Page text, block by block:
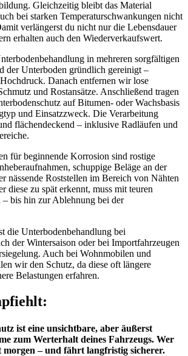
Gleichzeitig bleibt das Material
bei starken Temperaturschwankungen nicht
verlängerst du nicht nur die Lebensdauer
erhalten auch den Wiederverkaufswert.
in mehreren sorgfältigen
der Unterboden gründlich gereinigt –
Danach entfernen wir lose
und Rostansätze. Anschließend tragen
auf Bitumen- oder Wachsbasis
und Einsatzzweck. Die Verarbeitung
flächendeckend – inklusive Radläufen und
für beginnende Korrosion sind rostige
schuppige Beläge an der
nässende Roststellen im Bereich von Nähten
diese zu spät erkennt, muss mit teuren
– bis hin zur Ablehnung bei der
die Unterbodenbehandlung bei
der Wintersaison oder bei Importfahrzeugen
Auch bei Wohnmobilen und
wir den Schutz, da diese oft längere
Belastungen erfahren.
ist eine unsichtbare, aber äußerst
zum Werterhalt deines Fahrzeugs. Wer
morgen – und fährt langfristig sicherer.